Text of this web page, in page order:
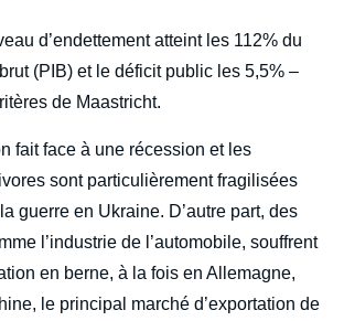
d’endettement atteint les 112% du
(PIB) et le déficit public les 5,5% –
de Maastricht.
fait face à une récession et les
sont particulièrement fragilisées
guerre en Ukraine. D’autre part, des
l’industrie de l’automobile, souffrent
en berne, à la fois en Allemagne,
le principal marché d’exportation de